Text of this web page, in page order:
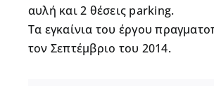
αυλή και 2 θέσεις parking.
Τα εγκαίνια του έργου
τον Σεπτέμβριο του 2014.